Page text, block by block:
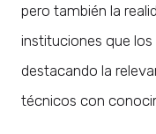
pero también la
instituciones que los
destacando la
técnicos con